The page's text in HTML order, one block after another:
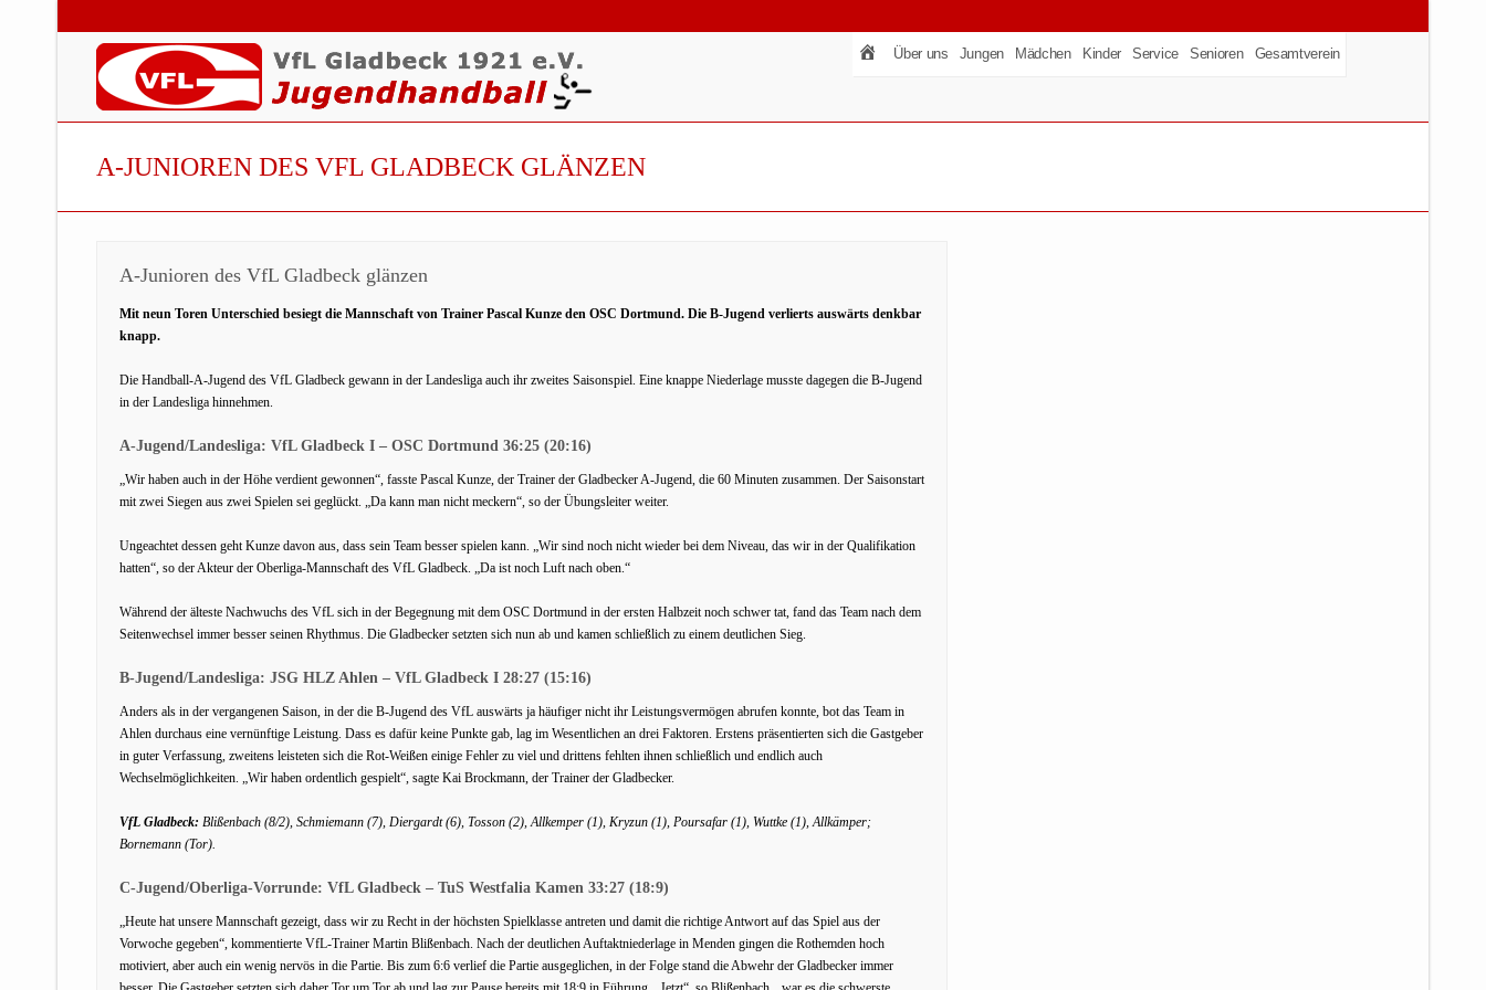
Über uns Jungen Mädchen Kinder Service Senioren Gesamtverein
A-JUNIOREN DES VFL GLADBECK GLÄNZEN
A-Junioren des VfL Gladbeck glänzen
Mit neun Toren Unterschied besiegt die Mannschaft von Trainer Pascal Kunze den OSC Dortmund. Die B-Jugend verlierts auswärts denkbar
knapp.
Die Handball-A-Jugend des VfL Gladbeck gewann in der Landesliga auch ihr zweites Saisonspiel. Eine knappe Niederlage musste dagegen die B-Jugend
in der Landesliga hinnehmen.
A-Jugend/Landesliga: VfL Gladbeck I – OSC Dortmund 36:25 (20:16)
„Wir haben auch in der Höhe verdient gewonnen“, fasste Pascal Kunze, der Trainer der Gladbecker A-Jugend, die 60 Minuten zusammen. Der Saisonstart
mit zwei Siegen aus zwei Spielen sei geglückt. „Da kann man nicht meckern“, so der Übungsleiter weiter.
Ungeachtet dessen geht Kunze davon aus, dass sein Team besser spielen kann. „Wir sind noch nicht wieder bei dem Niveau, das wir in der Qualifikation
hatten“, so der Akteur der Oberliga-Mannschaft des VfL Gladbeck. „Da ist noch Luft nach oben.“
Während der älteste Nachwuchs des VfL sich in der Begegnung mit dem OSC Dortmund in der ersten Halbzeit noch schwer tat, fand das Team nach dem
Seitenwechsel immer besser seinen Rhythmus. Die Gladbecker setzten sich nun ab und kamen schließlich zu einem deutlichen Sieg.
B-Jugend/Landesliga: JSG HLZ Ahlen – VfL Gladbeck I 28:27 (15:16)
Anders als in der vergangenen Saison, in der die B-Jugend des VfL auswärts ja häufiger nicht ihr Leistungsvermögen abrufen konnte, bot das Team in
Ahlen durchaus eine vernünftige Leistung. Dass es dafür keine Punkte gab, lag im Wesentlichen an drei Faktoren. Erstens präsentierten sich die Gastgeber
in guter Verfassung, zweitens leisteten sich die Rot-Weißen einige Fehler zu viel und drittens fehlten ihnen schließlich und endlich auch
Wechselmöglichkeiten. „Wir haben ordentlich gespielt“, sagte Kai Brockmann, der Trainer der Gladbecker.
VfL Gladbeck: Blißenbach (8/2), Schmiemann (7), Diergardt (6), Tosson (2), Allkemper (1), Kryzun (1), Poursafar (1), Wuttke (1), Allkämper;
Bornemann (Tor).
C-Jugend/Oberliga-Vorrunde: VfL Gladbeck – TuS Westfalia Kamen 33:27 (18:9)
„Heute hat unsere Mannschaft gezeigt, dass wir zu Recht in der höchsten Spielklasse antreten und damit die richtige Antwort auf das Spiel aus der
Vorwoche gegeben“, kommentierte VfL-Trainer Martin Blißenbach. Nach der deutlichen Auftaktniederlage in Menden gingen die Rothemden hoch
motiviert, aber auch ein wenig nervös in die Partie. Bis zum 6:6 verlief die Partie ausgeglichen, in der Folge stand die Abwehr der Gladbecker immer